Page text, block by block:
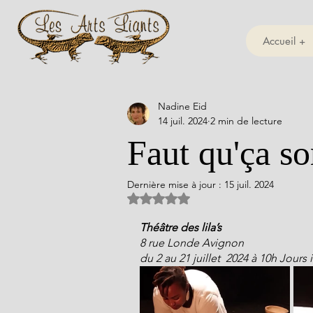
Accueil +
Faut qu'ça
Nadine Eid
14 juil. 2024 2 min de lecture
Dernière mise à jour : 15 juil. 2024
Noté NaN étoiles sur 5.
Théâtre des lila’s
8 rue Londe Avignon
du 2 au 21 juillet  2024 à 10h